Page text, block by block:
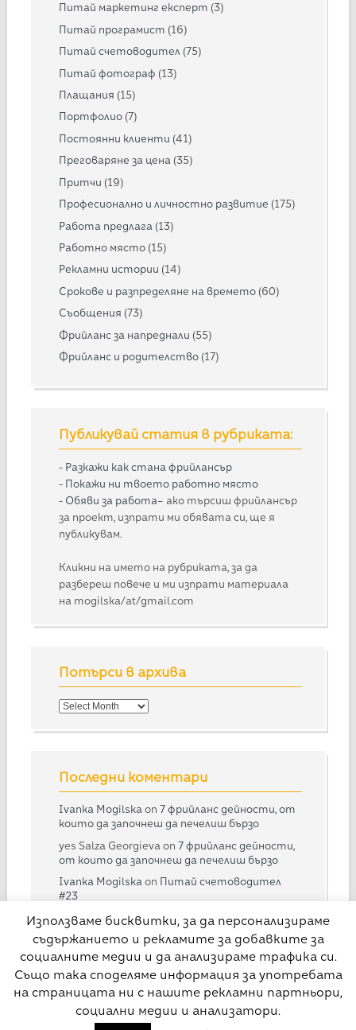
Питай маркетинг експерт (3)
Питай програмист (16)
Питай счетоводител (75)
Питай фотограф (13)
Плащания (15)
Портфолио (7)
Постоянни клиенти (41)
Преговаряне за цена (35)
Притчи (19)
Професионално и личностно развитие (175)
Работа предлага (13)
Работно място (15)
Рекламни истории (14)
Срокове и разпределяне на времето (60)
Съобщения (73)
Фрийланс за напреднали (55)
Фрийланс и родителство (17)
Публикувай статия в рубриката:
- Разкажи как стана фрийлансър
- Покажи ни твоето работно място
- Обяви за работа– ако търсиш фрийлансър
за проект, изпрати ми обявата си, ще я
публикувам.
Кликни на името на рубриката, за да
разбереш повече и ми изпрати материала
на mogilska/at/gmail.com
Потърси в архива
Потърси
Последни коментари
Ivanka Mogilskaon7 фрийланс дейности, от
които да започнеш да печелиш бързо
yes Salza Georgieva on7 фрийланс дейности,
от които да започнеш да печелиш бързо
Ivanka Mogilska on Питай счетоводител
#23
ДаринаonПитай счетоводител #23
Ivanka Mogilska onПитай счетоводител
#28
© Свободна практика
Използваме бисквитки, за да персонализираме
съдържанието и рекламите за добавките за
социалните медии и да анализираме трафика си.
Също така споделяме информация за употребата
на страницата ни с нашите рекламни партньори,
социални медии и анализатори.